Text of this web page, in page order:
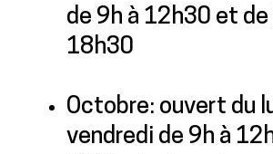
de 9h à 12h30 et de
18h30
Octobre: ouvert du
vendredi de 9h à